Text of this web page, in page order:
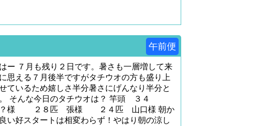
午前便
ー ７月も残り２日です。暑さも一層増して来
思える７月後半ですがタチウオの方も盛り上
ているため嬉しさ半分暑さにげんなり半分と
そんな今日のタチウオは？ 竿頭 ３４
様 ２８匹 張様 ２４匹 山口様 朝か
い好スタートは相変わらず！やはり朝の涼し